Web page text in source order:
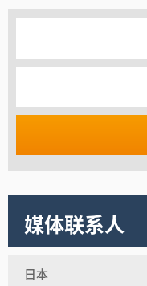
媒体联系人
日本